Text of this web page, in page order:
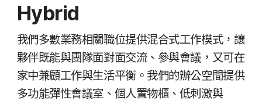
Hybrid
我們​多數​業務​相關​職位​提供​混​合式​工作​模式，​讓​
夥伴​既能​與​團隊​面​對​面​交流、​參與​會議，​又可​在​
家​中​兼顧​工作​與​生活​平衡。​我們​的​辦公空​間​提供​
多​功​能​彈性​會議室、​個人置​物櫃、​低刺激​與​